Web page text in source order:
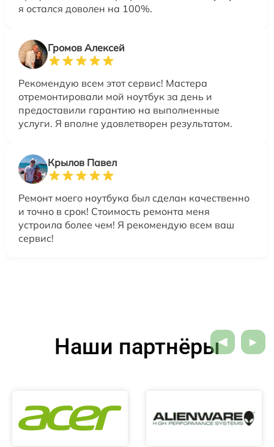
я остался доволен на 100%.
Громов Алексей
Рекомендую всем этот сервис! Мастера
отремонтировали мой ноутбук за день и
предоставили гарантию на выполненные
услуги. Я вполне удовлетворен результатом.
Крылов Павел
Ремонт моего ноутбука был сделан качественно
и точно в срок! Стоимость ремонта меня
устроила более чем! Я рекомендую всем ваш
сервис!
Наши партнёры